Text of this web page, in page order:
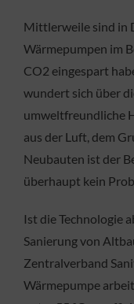
Mittlerweile sind in
Wärmepumpen im
CO2 eingespart
wundert sich über
umweltfreundliche
aus der Luft, dem
Neubauten ist der
überhaupt kein
Ist die Technologie
Sanierung von
Zentralverband
Wärmepumpe